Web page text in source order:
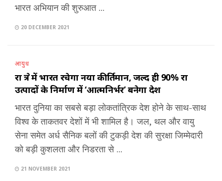
भारत अभियान की शुरुआत ...
20 DECEMBER 2021
आयुध
रक्षा क्षेत्र में भारत रचेगा नया कीर्तिमान, जल्द ही 90% रक्षा
उत्पादों के निर्माण में ‘आत्मनिर्भर’ बनेगा देश
भारत दुनिया का सबसे बड़ा लोकतांत्रिक देश होने के साथ-साथ
विश्व के ताकतवर देशों में भी शामिल है। जल, थल और वायु
सेना समेत अर्ध सैनिक बलों की टुकड़ी देश की सुरक्षा जिम्मेदारी
को बड़ी कुशलता और निडरता से ...
21 NOVEMBER 2021